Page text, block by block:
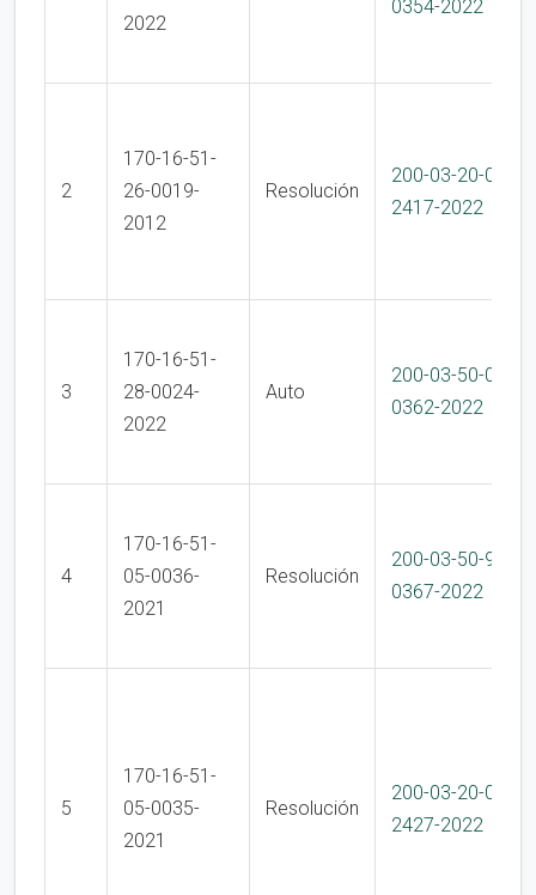
2022
0354-2022
2
170-16-51-
26-0019-
2012
Resolución
200-03-20-01-
2417-2022
3
170-16-51-
28-0024-
2022
Auto
200-03-50-04-
0362-2022
4
170-16-51-
05-0036-
2021
Resolución
200-03-50-99-
0367-2022
5
170-16-51-
05-0035-
2021
Resolución
200-03-20-01-
2427-2022